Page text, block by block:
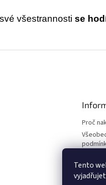
Tento
všestrannosti se
Proč
údajů